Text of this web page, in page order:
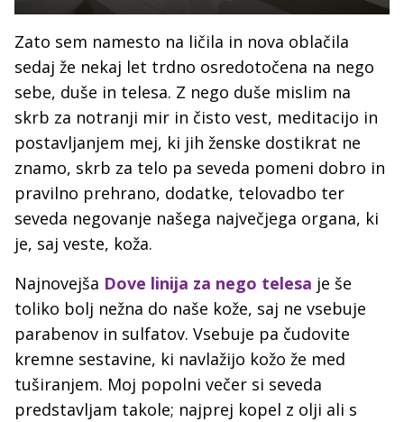
Zato sem namesto na ličila in nova oblačila
sedaj že nekaj let trdno osredotočena na nego
sebe, duše in telesa. Z nego duše mislim na
skrb za notranji mir in čisto vest, meditacijo in
postavljanjem mej, ki jih ženske dostikrat ne
znamo, skrb za telo pa seveda pomeni dobro in
pravilno prehrano, dodatke, telovadbo ter
seveda negovanje našega največjega organa, ki
je, saj veste, koža.
Najnovejša Dove linija za nego telesa je še
toliko bolj nežna do naše kože, saj ne vsebuje
parabenov in sulfatov. Vsebuje pa čudovite
kremne sestavine, ki navlažijo kožo že med
tuširanjem. Moj popolni večer si seveda
predstavljam takole; najprej kopel z olji ali s